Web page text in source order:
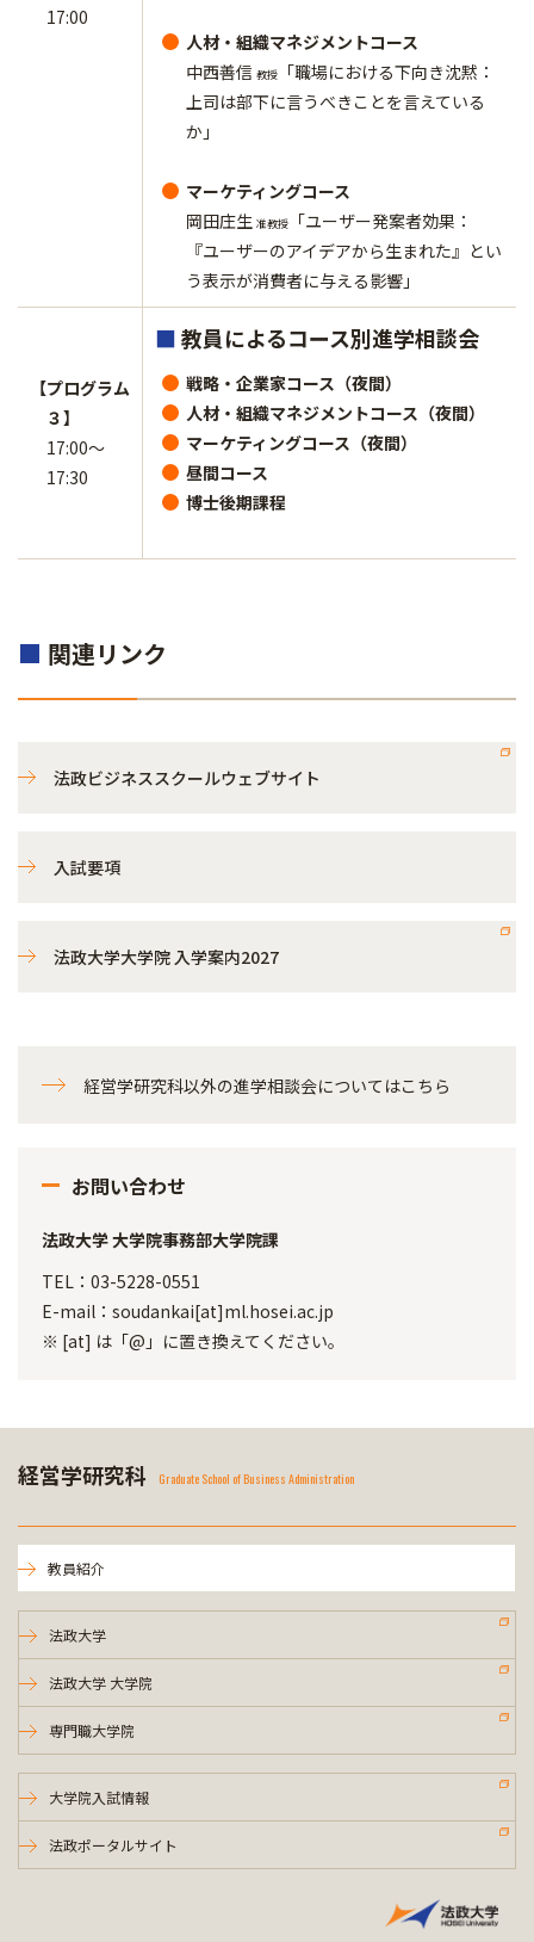
17:00
人材・組織マネジメントコース
中西善信 教授
「職場における下向き沈黙：
上司は部下に言うべきことを言えている
か」
マーケティングコース
岡田庄生 准教授
「ユーザー発案者効果：
『ユーザーのアイデアから生まれた』とい
う表示が消費者に与える影響」
【プログラム
３】
17:00～
17:30
■教員によるコース別進学相談会
戦略・企業家コース（夜間）
人材・組織マネジメントコース（夜間）
マーケティングコース（夜間）
昼間コース
博士後期課程
■ 関連リンク
法政ビジネススクールウェブサイト
入試要項
法政大学大学院 入学案内2027
経営学研究科以外の進学相談会についてはこちら
お問い合わせ
法政大学 大学院事務部大学院課
TEL：03-5228-0551
E-mail：soudankai[at]ml.hosei.ac.jp
※ [at] は「@」に置き換えてください。
経営学研究科 Graduate School of Business Administration
教員紹介
法政大学
法政大学 大学院
専門職大学院
大学院入試情報
法政ポータルサイト